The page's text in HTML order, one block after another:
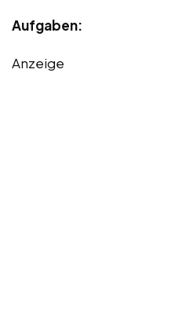
Aufgaben:
Anzeige